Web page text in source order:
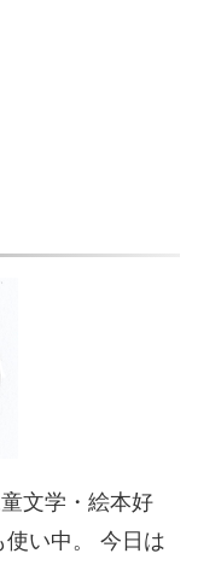
文学・絵本好
い中。 今日は